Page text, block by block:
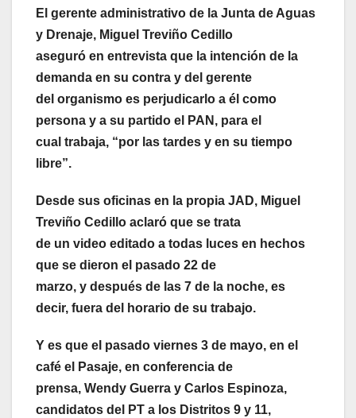
El gerente administrativo de la Junta de Aguas
y Drenaje, Miguel Treviño Cedillo
aseguró en entrevista que la intención de la
demanda en su contra y del gerente
del organismo es perjudicarlo a él como
persona y a su partido el PAN, para el
cual trabaja, “por las tardes y en su tiempo
libre”.
Desde sus oficinas en la propia JAD, Miguel
Treviño Cedillo aclaró que se trata
de un video editado a todas luces en hechos
que se dieron el pasado 22 de
marzo, y después de las 7 de la noche, es
decir, fuera del horario de su trabajo.
Y es que el pasado viernes 3 de mayo, en el
café el Pasaje, en conferencia de
prensa, Wendy Guerra y Carlos Espinoza,
candidatos del PT a los Distritos 9 y 11,